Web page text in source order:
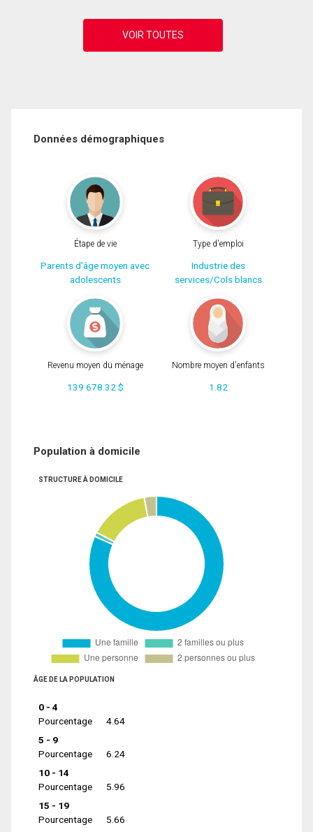
Données démographiques
Étape de vie
Parents d'âge moyen avec
adolescents
Type d'emploi
Industrie des
services/Cols blancs
Revenu moyen du ménage
139 678.32 $
Nombre moyen d'enfants
1.82
Population à domicile
STRUCTURE À DOMICILE
ÂGE DE LA POPULATION
0 - 4
Pourcentage
4.64
5 - 9
Pourcentage
6.24
10 - 14
Pourcentage
5.96
15 - 19
Pourcentage
5.66